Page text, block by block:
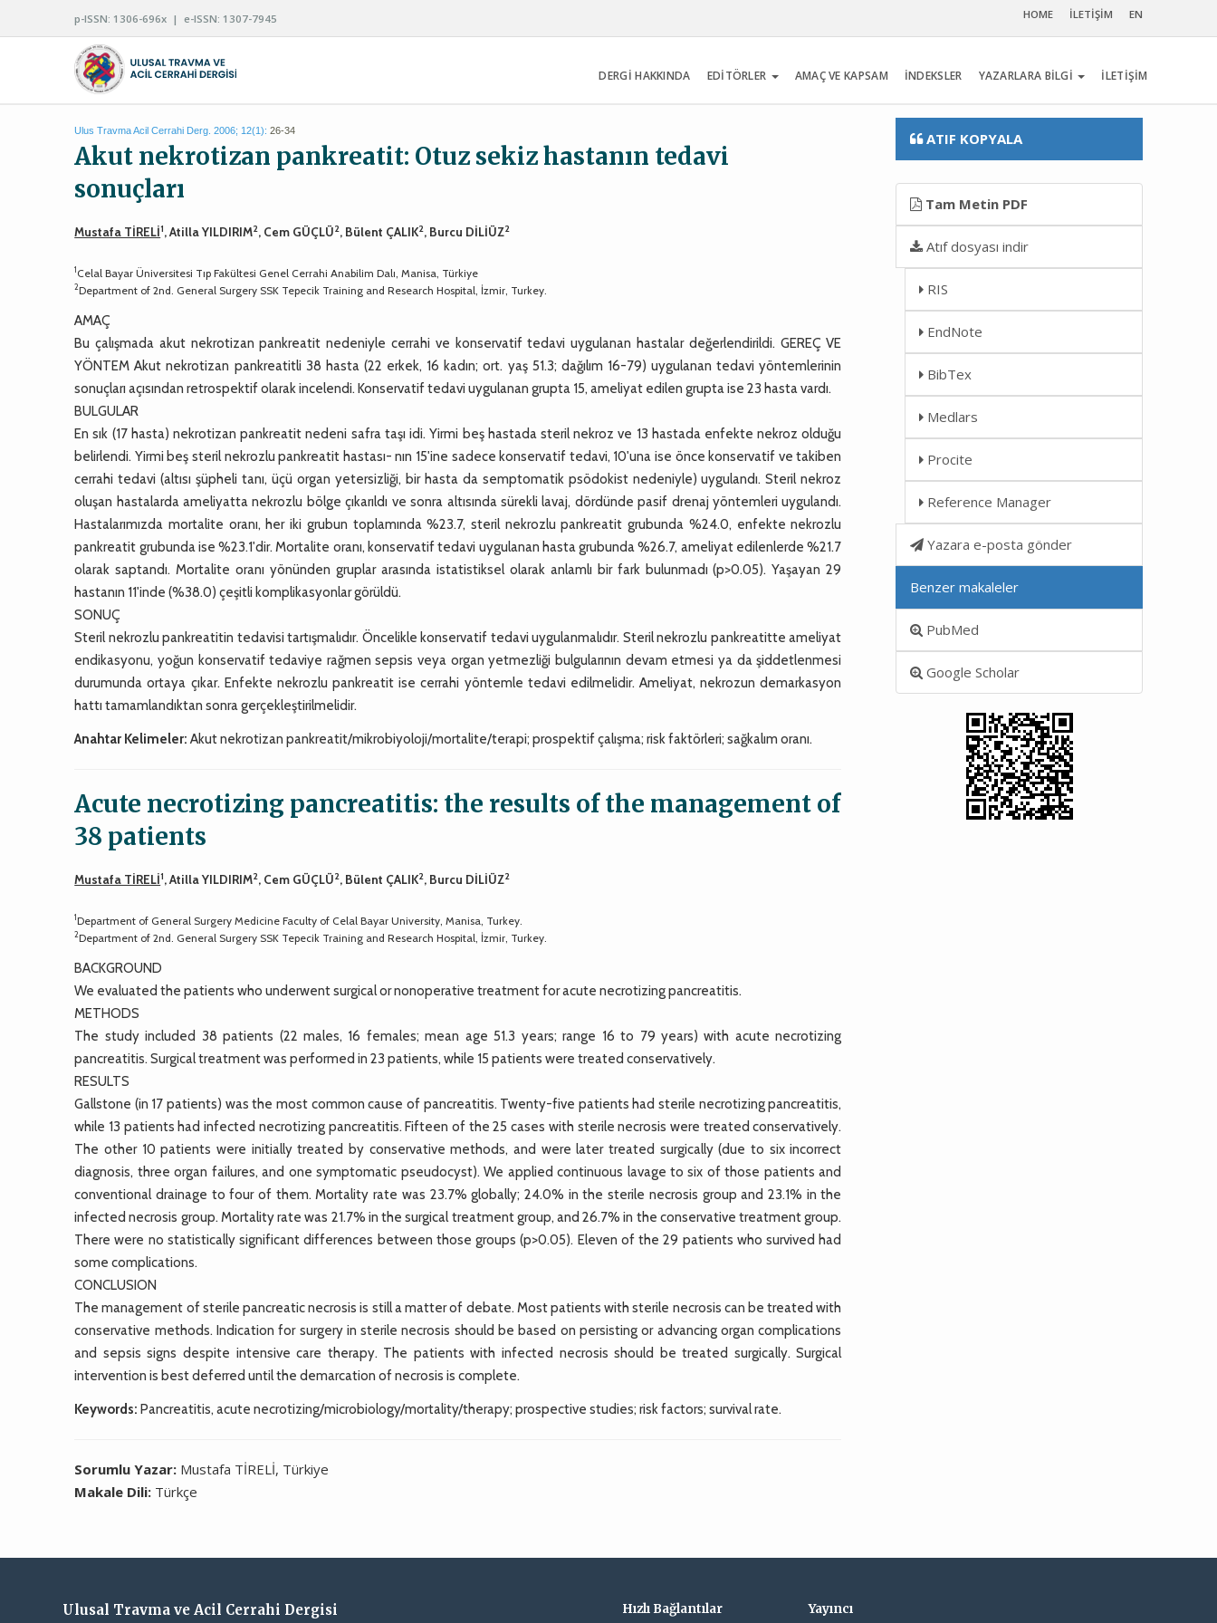
p-ISSN: 1306-696x | e-ISSN: 1307-7945 HOME İLETİŞİM EN
DERGİ HAKKINDA EDİTÖRLER AMAÇ VE KAPSAM İNDEKSLER YAZARLARA BİLGİ İLETİŞİM
Ulus Travma Acil Cerrahi Derg. 2006; 12(1): 26-34
Akut nekrotizan pankreatit: Otuz sekiz hastanın tedavi
sonuçları
Mustafa TİRELİ1, Atilla YILDIRIM2, Cem GÜÇLÜ2, Bülent ÇALIK2, Burcu DİLİÜZ2
1Celal Bayar Üniversitesi Tıp Fakültesi Genel Cerrahi Anabilim Dalı, Manisa, Türkiye
2Department of 2nd. General Surgery SSK Tepecik Training and Research Hospital, İzmir, Turkey.
AMAÇ
Bu çalışmada akut nekrotizan pankreatit nedeniyle cerrahi ve konservatif tedavi uygulanan hastalar değerlendirildi. GEREÇ VE
YÖNTEM Akut nekrotizan pankreatitli 38 hasta (22 erkek, 16 kadın; ort. yaş 51.3; dağılım 16-79) uygulanan tedavi yöntemlerinin
sonuçları açısından retrospektif olarak incelendi. Konservatif tedavi uygulanan grupta 15, ameliyat edilen grupta ise 23 hasta vardı.
BULGULAR
En sık (17 hasta) nekrotizan pankreatit nedeni safra taşı idi. Yirmi beş hastada steril nekroz ve 13 hastada enfekte nekroz olduğu
belirlendi. Yirmi beş steril nekrozlu pankreatit hastası- nın 15'ine sadece konservatif tedavi, 10'una ise önce konservatif ve takiben
cerrahi tedavi (altısı şüpheli tanı, üçü organ yetersizliği, bir hasta da semptomatik psödokist nedeniyle) uygulandı. Steril nekroz
oluşan hastalarda ameliyatta nekrozlu bölge çıkarıldı ve sonra altısında sürekli lavaj, dördünde pasif drenaj yöntemleri uygulandı.
Hastalarımızda mortalite oranı, her iki grubun toplamında %23.7, steril nekrozlu pankreatit grubunda %24.0, enfekte nekrozlu
pankreatit grubunda ise %23.1'dir. Mortalite oranı, konservatif tedavi uygulanan hasta grubunda %26.7, ameliyat edilenlerde %21.7
olarak saptandı. Mortalite oranı yönünden gruplar arasında istatistiksel olarak anlamlı bir fark bulunmadı (p>0.05). Yaşayan 29
hastanın 11'inde (%38.0) çeşitli komplikasyonlar görüldü.
SONUÇ
Steril nekrozlu pankreatitin tedavisi tartışmalıdır. Öncelikle konservatif tedavi uygulanmalıdır. Steril nekrozlu pankreatitte ameliyat
endikasyonu, yoğun konservatif tedaviye rağmen sepsis veya organ yetmezliği bulgularının devam etmesi ya da şiddetlenmesi
durumunda ortaya çıkar. Enfekte nekrozlu pankreatit ise cerrahi yöntemle tedavi edilmelidir. Ameliyat, nekrozun demarkasyon
hattı tamamlandıktan sonra gerçekleştirilmelidir.
Anahtar Kelimeler: Akut nekrotizan pankreatit/mikrobiyoloji/mortalite/terapi; prospektif çalışma; risk faktörleri; sağkalım oranı.
Acute necrotizing pancreatitis: the results of the management of
38 patients
Mustafa TİRELİ1, Atilla YILDIRIM2, Cem GÜÇLÜ2, Bülent ÇALIK2, Burcu DİLİÜZ2
1Department of General Surgery Medicine Faculty of Celal Bayar University, Manisa, Turkey.
2Department of 2nd. General Surgery SSK Tepecik Training and Research Hospital, İzmir, Turkey.
BACKGROUND
We evaluated the patients who underwent surgical or nonoperative treatment for acute necrotizing pancreatitis.
METHODS
The study included 38 patients (22 males, 16 females; mean age 51.3 years; range 16 to 79 years) with acute necrotizing
pancreatitis. Surgical treatment was performed in 23 patients, while 15 patients were treated conservatively.
RESULTS
Gallstone (in 17 patients) was the most common cause of pancreatitis. Twenty-five patients had sterile necrotizing pancreatitis,
while 13 patients had infected necrotizing pancreatitis. Fifteen of the 25 cases with sterile necrosis were treated conservatively.
The other 10 patients were initially treated by conservative methods, and were later treated surgically (due to six incorrect
diagnosis, three organ failures, and one symptomatic pseudocyst). We applied continuous lavage to six of those patients and
conventional drainage to four of them. Mortality rate was 23.7% globally; 24.0% in the sterile necrosis group and 23.1% in the
infected necrosis group. Mortality rate was 21.7% in the surgical treatment group, and 26.7% in the conservative treatment group.
There were no statistically significant differences between those groups (p>0.05). Eleven of the 29 patients who survived had
some complications.
CONCLUSION
The management of sterile pancreatic necrosis is still a matter of debate. Most patients with sterile necrosis can be treated with
conservative methods. Indication for surgery in sterile necrosis should be based on persisting or advancing organ complications
and sepsis signs despite intensive care therapy. The patients with infected necrosis should be treated surgically. Surgical
intervention is best deferred until the demarcation of necrosis is complete.
Keywords: Pancreatitis, acute necrotizing/microbiology/mortality/therapy; prospective studies; risk factors; survival rate.
Sorumlu Yazar: Mustafa TİRELİ, Türkiye
Makale Dili: Türkçe
ATIF KOPYALA
Tam Metin PDF
Atıf dosyası indir
RIS
EndNote
BibTex
Medlars
Procite
Reference Manager
Yazara e-posta gönder
Benzer makaleler
PubMed
Google Scholar
Ulusal Travma ve Acil Cerrahi Dergisi Hızlı Bağlantılar Yayıncı